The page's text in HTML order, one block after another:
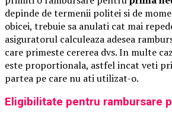
depinde de termenii politei si de
obicei, trebuie sa anulati cat mai
asiguratorul calculeaza adesea
care primeste cererea dvs. In multe
este proportionala, astfel incat veti
partea pe care nu ati utilizat-o.
Eligibilitate pentru rambursare